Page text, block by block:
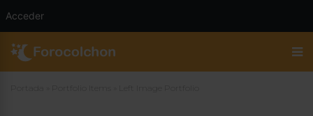
Acceder